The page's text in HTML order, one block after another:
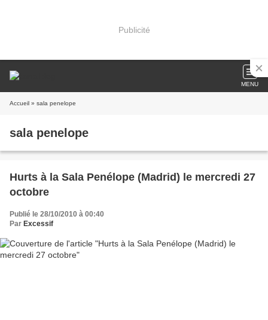
Publicité
MENU
Accueil » sala penelope
sala penelope
Hurts à la Sala Penélope (Madrid) le mercredi 27
octobre
Publié le 28/10/2010 à 00:40
Par Excessif